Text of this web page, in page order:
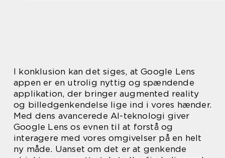
I konklusion kan det siges, at Google Lens
appen er en utrolig nyttig og spændende
applikation, der bringer augmented reality
og billedgenkendelse lige ind i vores hænder.
Med dens avancerede AI-teknologi giver
Google Lens os evnen til at forstå og
interagere med vores omgivelser på en helt
ny måde. Uanset om det er at genkende